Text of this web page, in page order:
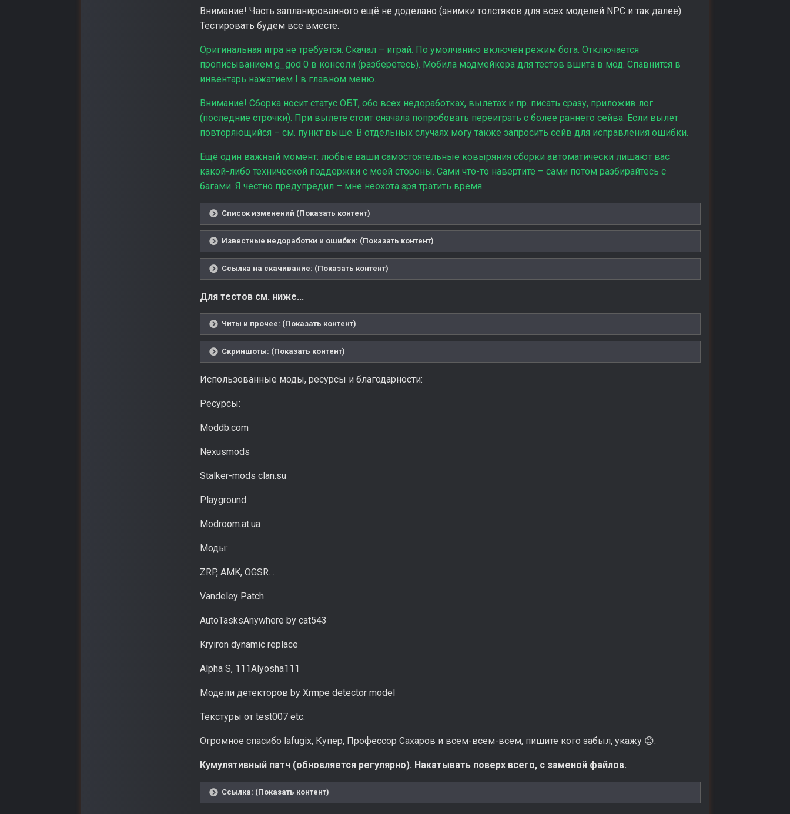
Внимание! Часть запланированного ещё не доделано (анимки толстяков для всех моделей NPC и так далее).
Тестировать будем все вместе.
Оригинальная игра не требуется. Скачал – играй. По умолчанию включён режим бога. Отключается
прописыванием g_god 0 в консоли (разберётесь). Мобила модмейкера для тестов вшита в мод. Спавнится в
инвентарь нажатием I в главном меню.
Внимание! Сборка носит статус ОБТ, обо всех недоработках, вылетах и пр. писать сразу, приложив лог
(последние строчки). При вылете стоит сначала попробовать переиграть с более раннего сейва. Если вылет
повторяющийся – см. пункт выше. В отдельных случаях могу также запросить сейв для исправления ошибки.
Ещё один важный момент: любые ваши самостоятельные ковыряния сборки автоматически лишают вас
какой-либо технической поддержки с моей стороны. Сами что-то навертите – сами потом разбирайтесь с
багами. Я честно предупредил – мне неохота зря тратить время.
Список изменений (Показать контент)
Известные недоработки и ошибки: (Показать контент)
Ссылка на скачивание: (Показать контент)
Для тестов см. ниже...
Читы и прочее: (Показать контент)
Скриншоты: (Показать контент)
Использованные моды, ресурсы и благодарности:
Ресурсы:
Moddb.com
Nexusmods
Stalker-mods clan.su
Playground
Modroom.at.ua
Моды:
ZRP, AMK, OGSR…
Vandeley Patch
AutoTasksAnywhere by cat543
Kryiron dynamic replace
Alpha S, 111Alyosha111
Модели детекторов by Xrmpe detector model
Текстуры от test007 etc.
Огромное спасибо lafugix, Купер, Профессор Сахаров и всем-всем-всем, пишите кого забыл, укажу 😊.
Кумулятивный патч (обновляется регулярно). Накатывать поверх всего, с заменой файлов.
Ссылка: (Показать контент)